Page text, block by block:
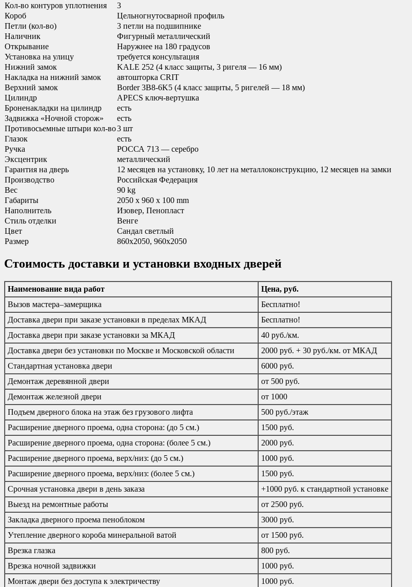
Кол-во контуров уплотнения
3
Короб
Цельногнутосварной профиль
Петли (кол-во)
3 петли на подшипнике
Наличник
Фигурный металлический
Открывание
Наружнее на 180 градусов
Установка на улицу
требуется консультация
Нижний замок
KALE 252 (4 класс защиты, 3 ригеля — 16 мм)
Накладка на нижний замок
автошторка CRIT
Верхний замок
Border 3B8-6K5 (4 класс защиты, 5 ригелей — 18 мм)
Цилиндр
APECS ключ-вертушка
Броненакладки на цилиндр
есть
Задвижка «Ночной сторож»
есть
Противосьемные штыри кол-во3 шт
Глазок
есть
Ручка
РОССА 713 — серебро
Эксцентрик
металлический
Гарантия на дверь
12 месяцев на установку, 10 лет на металлоконструкцию, 12 месяцев на замки
Производство
Российская Федерация
Вес
90 kg
Габариты
2050 x 960 x 100 mm
Наполнитель
Изовер, Пенопласт
Стиль отделки
Венге
Цвет
Сандал светлый
Размер
860х2050, 960х2050
Стоимость доставки и установки входных дверей
Наименование вида работ
Цена, руб.
Вызов мастера–замерщика
Бесплатно!
Доставка двери при заказе установки в пределах МКАД
Бесплатно!
Доставка двери при заказе установки за МКАД
40 руб./км.
Доставка двери без установки по Москве и Московской области
2000 руб. + 30 руб./км. от МКАД
Стандартная установка двери
6000 руб.
Демонтаж деревянной двери
от 500 руб.
Демонтаж железной двери
от 1000
Подъем дверного блока на этаж без грузового лифта
500 руб./этаж
Расширение дверного проема, одна сторона: (до 5 см.)
1500 руб.
Расширение дверного проема, одна сторона: (более 5 см.)
2000 руб.
Расширение дверного проема, верх/низ: (до 5 см.)
1000 руб.
Расширение дверного проема, верх/низ: (более 5 см.)
1500 руб.
Срочная установка двери в день заказа
+1000 руб. к стандартной установке
Выезд на ремонтные работы
от 2500 руб.
Закладка дверного проема пеноблоком
3000 руб.
Утепление дверного короба минеральной ватой
от 1500 руб.
Врезка глазка
800 руб.
Врезка ночной задвижки
1000 руб.
Монтаж двери без доступа к электричеству
1000 руб.